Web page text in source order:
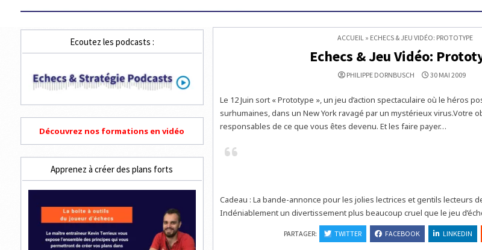
ACCUEIL» ECHECS & JEU VIDÉO: PROTOTYPE
Echecs & Jeu Vidéo:
PHILIPPE DORNBUSCH 30 MAI 2009
Le 12 Juin sort « Prototype », un jeu d’action spectaculaire où le héros
surhumaines, dans un New York ravagé par un mystérieux virus.Votre
responsables de ce que vous êtes devenu. Et les faire payer…
Cadeau : La bande-annonce pour les jolies lectrices et gentils lecteurs
Indéniablement un divertissement plus beaucoup cruel que le jeu
PARTAGER: TWITTER FACEBOOK LINKEDIN
Ecoutez les podcasts :
Découvrez nos formations en vidéo
Apprenez à créer des plans forts